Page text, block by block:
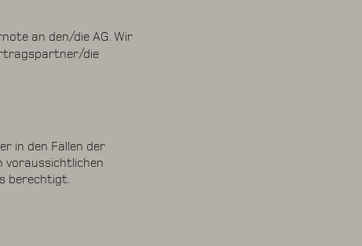
an den/die AG. Wir
die
in den Fällen der
voraussichtlichen
berechtigt.